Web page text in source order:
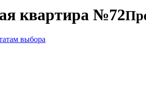
квартира №72
выбора